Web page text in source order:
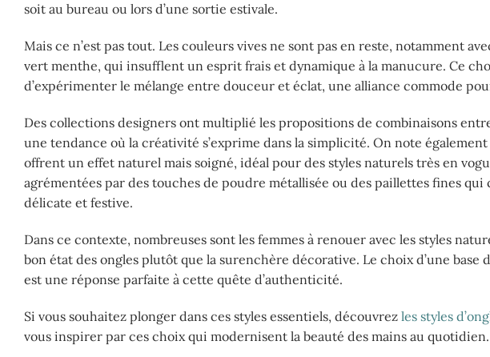
soit au bureau ou lors d’une sortie estivale.
Mais ce n’est pas tout. Les couleurs vives ne sont pas en reste, notamment
vert menthe, qui insufflent un esprit frais et dynamique à la manucure. Ce
d’expérimenter le mélange entre douceur et éclat, une alliance commode
Des collections designers ont multiplié les propositions de combinaisons
une tendance où la créativité s’exprime dans la simplicité. On note
offrent un effet naturel mais soigné, idéal pour des styles naturels très en
agrémentées par des touches de poudre métallisée ou des paillettes fines
délicate et festive.
Dans ce contexte, nombreuses sont les femmes à renouer avec les styles
bon état des ongles plutôt que la surenchère décorative. Le choix d’une
est une réponse parfaite à cette quête d’authenticité.
Si vous souhaitez plonger dans ces styles essentiels, découvrez les styles
vous inspirer par ces choix qui modernisent la beauté des mains au quotidien.